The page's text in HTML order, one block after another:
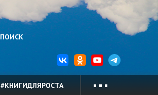
ПОИСК
#КНИГИДЛЯРОСТА